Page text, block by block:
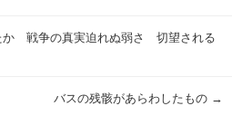
か 戦争の真実迫れぬ弱さ 切望される
バスの残骸があらわしたもの →